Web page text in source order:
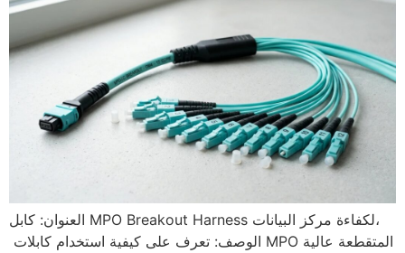
العنوان: كابل MPO Breakout Harness لكفاءة مركز البيانات،